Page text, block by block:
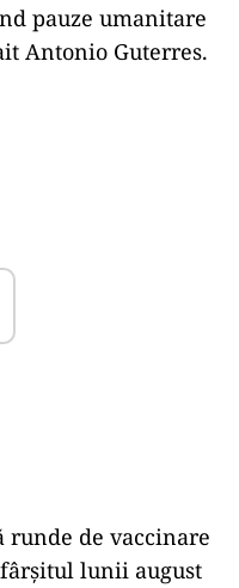
pauze umanitare
Antonio Guterres.
runde de vaccinare
lunii august